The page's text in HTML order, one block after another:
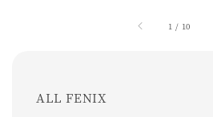
1 / 10
ALL FENIX